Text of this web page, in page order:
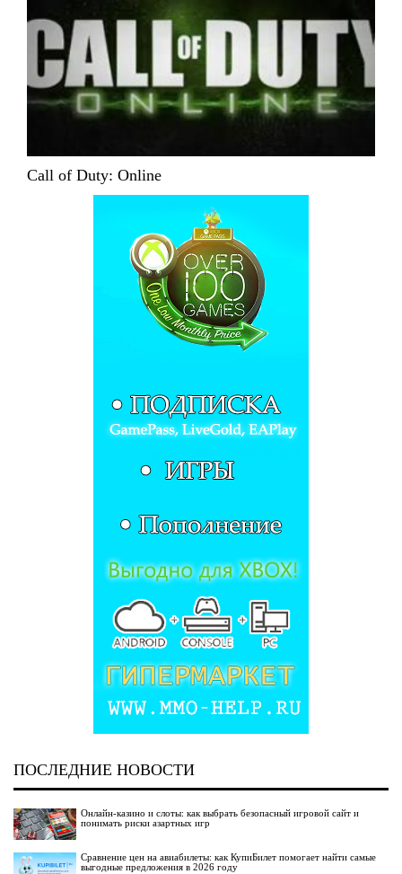
Call of Duty: Online
ПОСЛЕДНИЕ НОВОСТИ
Онлайн-казино и слоты: как выбрать безопасный игровой сайт и
понимать риски азартных игр
Сравнение цен на авиабилеты: как КупиБилет помогает найти самые
выгодные предложения в 2026 году